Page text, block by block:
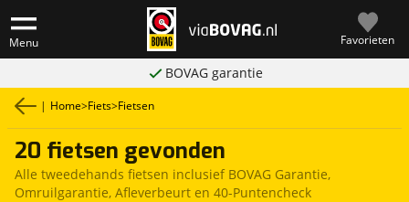
Menu Favorieten
BOVAG garantie
| Home>Fiets>Fietsen
20 fietsen gevonden
Alle tweedehands fietsen inclusief BOVAG Garantie,
Omruilgarantie, Afleverbeurt en 40-Puntencheck